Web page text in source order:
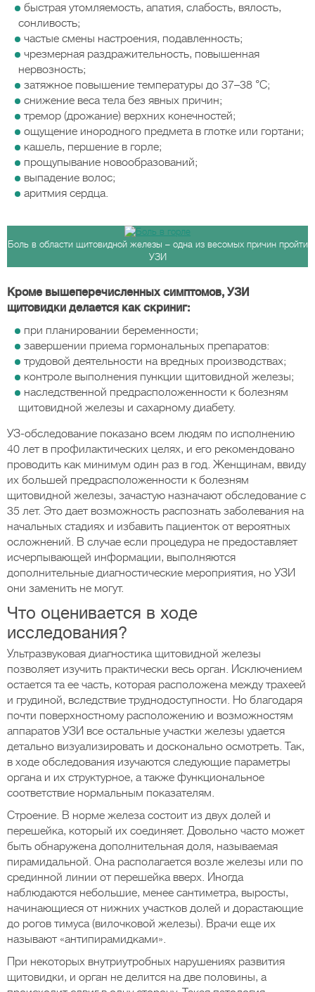
быстрая утомляемость, апатия, слабость, вялость,
сонливость;
частые смены настроения, подавленность;
чрезмерная раздражительность, повышенная
нервозность;
затяжное повышение температуры до 37–38 °С;
снижение веса тела без явных причин;
тремор (дрожание) верхних конечностей;
ощущение инородного предмета в глотке или гортани;
кашель, першение в горле;
прощупывание новообразований;
выпадение волос;
аритмия сердца.
Боль в области щитовидной железы – одна из весомых причин пройти
УЗИ
Кроме вышеперечисленных симптомов, УЗИ
щитовидки делается как скриниг:
при планировании беременности;
завершении приема гормональных препаратов:
трудовой деятельности на вредных производствах;
контроле выполнения пункции щитовидной железы;
наследственной предрасположенности к болезням
щитовидной железы и сахарному диабету.
УЗ-обследование показано всем людям по исполнению
40 лет в профилактических целях, и его рекомендовано
проводить как минимум один раз в год. Женщинам, ввиду
их большей предрасположенности к болезням
щитовидной железы, зачастую назначают обследование с
35 лет. Это дает возможность распознать заболевания на
начальных стадиях и избавить пациенток от вероятных
осложнений. В случае если процедура не предоставляет
исчерпывающей информации, выполняются
дополнительные диагностические мероприятия, но УЗИ
они заменить не могут.
Что оценивается в ходе
исследования?
Ультразвуковая диагностика щитовидной железы
позволяет изучить практически весь орган. Исключением
остается та ее часть, которая расположена между трахеей
и грудиной, вследствие труднодоступности. Но благодаря
почти поверхностному расположению и возможностям
аппаратов УЗИ все остальные участки железы удается
детально визуализировать и досконально осмотреть. Так,
в ходе обследования изучаются следующие параметры
органа и их структурное, а также функциональное
соответствие нормальным показателям.
Строение. В норме железа состоит из двух долей и
перешейка, который их соединяет. Довольно часто может
быть обнаружена дополнительная доля, называемая
пирамидальной. Она располагается возле железы или по
срединной линии от перешейка вверх. Иногда
наблюдаются небольшие, менее сантиметра, выросты,
начинающиеся от нижних участков долей и дорастающие
до рогов тимуса (вилочковой железы). Врачи еще их
называют «антипирамидками».
При некоторых внутриутробных нарушениях развития
щитовидки, и орган не делится на две половины, а